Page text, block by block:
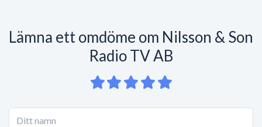
Lämna ett omdöme om Nilsson & Son
Radio TV AB